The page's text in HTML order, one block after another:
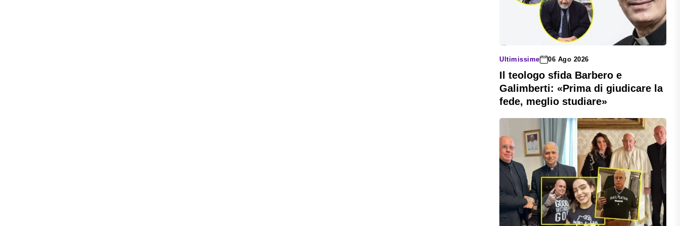
Ultimissime 06 Ago 2026
Il teologo sfida Barbero e
Galimberti: «Prima di giudicare la
fede, meglio studiare»